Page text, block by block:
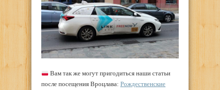
Вам так же могут пригодиться наши статьи
после посещения Вроцлава: Рождественские